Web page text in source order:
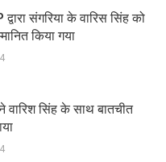
संगरिया के वारिस सिंह को
किया गया
वारिश सिंह के साथ बातचीत